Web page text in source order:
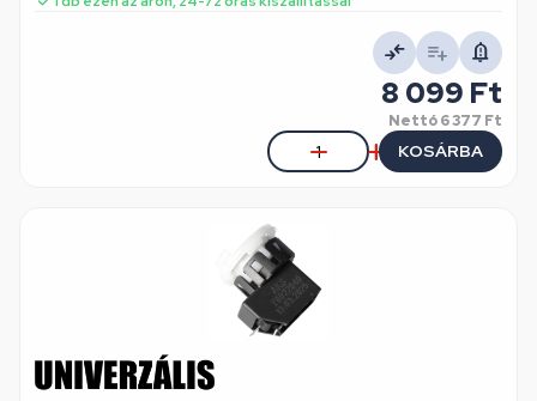
8 099 Ft
Nettó6 377 Ft
KOSÁRBA